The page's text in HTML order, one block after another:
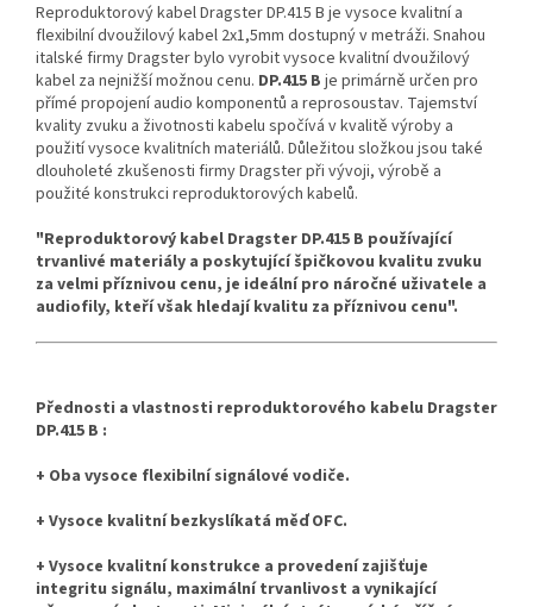
Reproduktorový kabel Dragster DP.415 B je vysoce kvalitní a
flexibilní dvoužilový kabel 2x1,5mm dostupný v metráži. Snahou
italské firmy Dragster bylo vyrobit vysoce kvalitní dvoužilový
kabel za nejnižší možnou cenu. DP.415 B je primárně určen pro
přímé propojení audio komponentů a reprosoustav. Tajemství
kvality zvuku a životnosti kabelu spočívá v kvalitě výroby a
použití vysoce kvalitních materiálů. Důležitou složkou jsou také
dlouholeté zkušenosti firmy Dragster při vývoji, výrobě a
použité konstrukci reproduktorových kabelů.
"Reproduktorový kabel Dragster DP.415 B používající
trvanlivé materiály a poskytující špičkovou kvalitu zvuku
za velmi příznivou cenu, je ideální pro náročné uživatele a
audiofily, kteří však hledají kvalitu za příznivou cenu".
Přednosti a vlastnosti reproduktorového kabelu Dragster
DP.415 B :
+ Oba vysoce flexibilní signálové vodiče.
+ Vysoce kvalitní bezkyslíkatá měď OFC.
+ Vysoce kvalitní konstrukce a provedení zajišťuje
integritu signálu, maximální trvanlivost a vynikající